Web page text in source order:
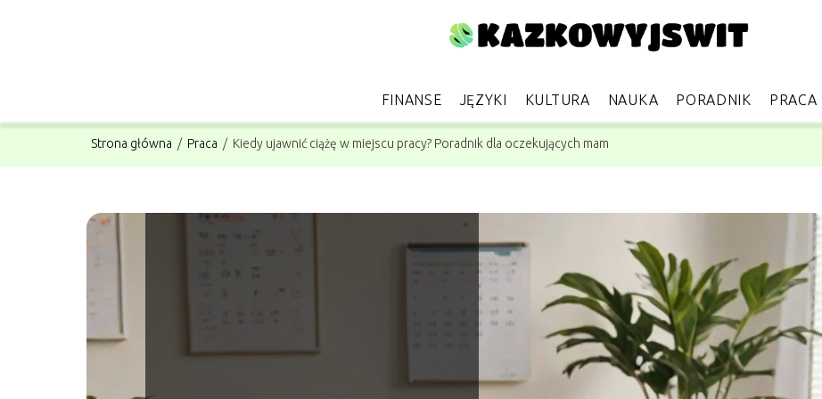
FINANSE JĘZYKI KULTURA NAUKA PORADNIK PRACA
Strona główna / Praca / Kiedy ujawnić ciążę w miejscu pracy? Poradnik dla oczekujących mam